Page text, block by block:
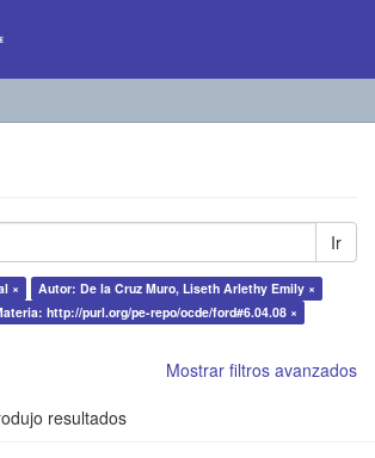
Ir
×
Autor: De la Cruz Muro, Liseth Arlethy Emily ×
http://purl.org/pe-repo/ocde/ford#6.04.08 ×
Mostrar filtros avanzados
resultados